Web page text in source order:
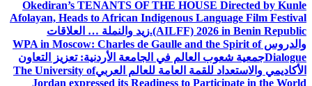
Okediran’s TENANTS OF THE HOUSE Directed by Kunle
Afolayan, Heads to African Indigenous Language Film Festival
(AILFF) 2026 in Benin Republic. زيد والنملة … العلاقات
والدروسWPA in Moscow: Charles de Gaulle and the Spirit of
Dialogueجمعية شعوب العالم في الجامعة الأردنية: تعزيز التعاون
الأكاديمي والاستعداد للقمة العامة للعالم العربيThe University of
Jordan expressed its Readiness to Participate in the World